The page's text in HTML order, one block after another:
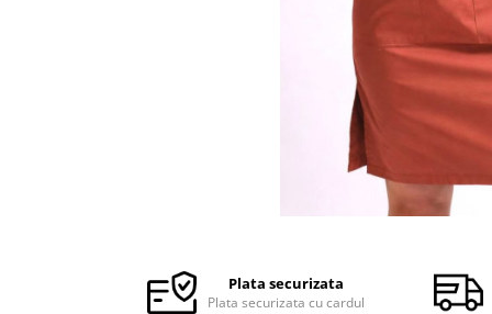
Facebook
Plata securizata
Plata securizata cu cardul